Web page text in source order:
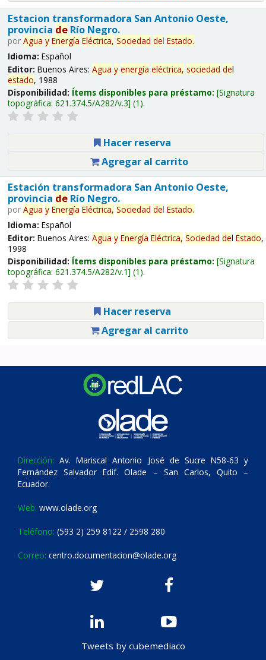
Estacion transformadora San Antonio Oeste,
provincia deRío Negro.
por Agua y Energía Eléctrica, Sociedad del Estado.
Idioma: Español
Editor: Buenos Aires: Agua y energía eléctrica, sociedad del
estado, 1988
Disponibilidad: Ítems disponibles para préstamo: Signatura
topográfica: 621.374.5/A282/v.3 (1).
Hacer reserva
Agregar al carrito
Estación transformadora San Antonio Oeste,
provincia deRío Negro.
por Agua y Energía Eléctrica, Sociedad del Estado.
Idioma: Español
Editor: Buenos Aires: Agua y Energía Eléctrica, Sociedad del Estado,
1998
Disponibilidad: Ítems disponibles para préstamo: Signatura
topográfica: 621.374.5/A282/v.1 (1).
Hacer reserva
Agregar al carrito
Dirección: Av. Mariscal Antonio José de Sucre N58-63 y
Fernández Salvador Edif. Olade – San Carlos, Quito –
Ecuador.
Web: www.olade.org
Teléfono: (593 2) 259 8122 / 2598 280
Correo: centro.documentacion@olade.org
Tweets by cubemediaco